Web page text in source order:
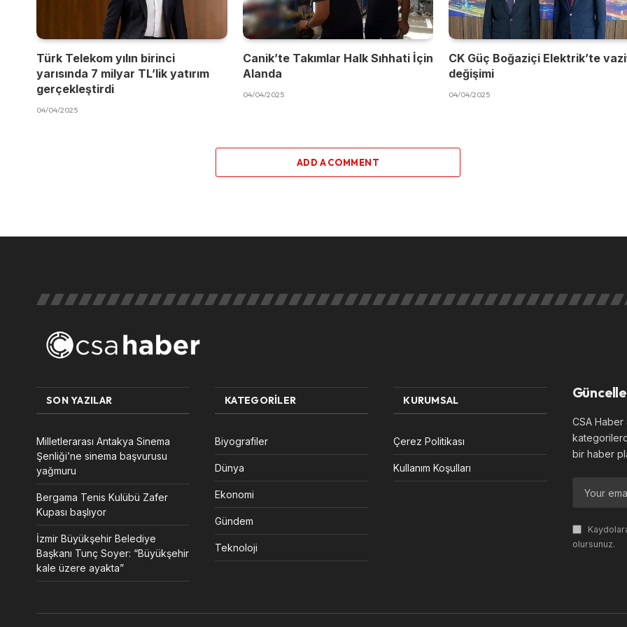
Türk Telekom yılın birinci
yarısında 7 milyar TL’lik yatırım
gerçekleştirdi
04/04/2025
Canik’te Takımlar Halk Sıhhati İçin
Alanda
04/04/2025
CK Güç Boğaziçi Elektrik’te
değişimi
04/04/2025
ADD A COMMENT
SON YAZILAR
Milletlerarası Antakya Sinema
Şenliği’ne sinema başvurusu
yağmuru
Bergama Tenis Kulübü Zafer
Kupası başlıyor
İzmir Büyükşehir Belediye
Başkanı Tunç Soyer: “Büyükşehir
kale üzere ayakta”
KATEGORILER
Biyografiler
Dünya
Ekonomi
Gündem
Teknoloji
KURUMSAL
Çerez Politikası
Kullanım Koşulları
CSA
bir haber
olursunuz.